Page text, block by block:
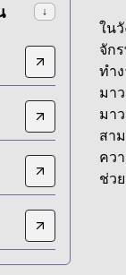
↓
title/e18fe8c6-
dp/
ใน
จัก
ทำ
มา
มา
สา
คว
ช่ว